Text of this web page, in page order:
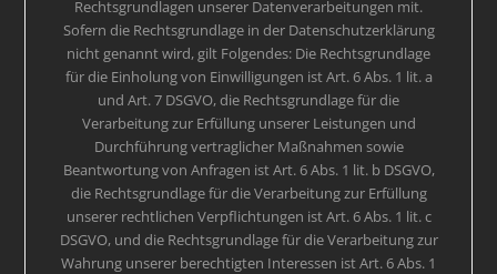
Rechtsgrundlagen unserer Datenverarbeitungen mit.
Sofern die Rechtsgrundlage in der Datenschutzerklärung
nicht genannt wird, gilt Folgendes: Die Rechtsgrundlage
für die Einholung von Einwilligungen ist Art. 6 Abs. 1 lit. a
und Art. 7 DSGVO, die Rechtsgrundlage für die
Verarbeitung zur Erfüllung unserer Leistungen und
Durchführung vertraglicher Maßnahmen sowie
Beantwortung von Anfragen ist Art. 6 Abs. 1 lit. b DSGVO,
die Rechtsgrundlage für die Verarbeitung zur Erfüllung
unserer rechtlichen Verpflichtungen ist Art. 6 Abs. 1 lit. c
DSGVO, und die Rechtsgrundlage für die Verarbeitung zur
Wahrung unserer berechtigten Interessen ist Art. 6 Abs. 1